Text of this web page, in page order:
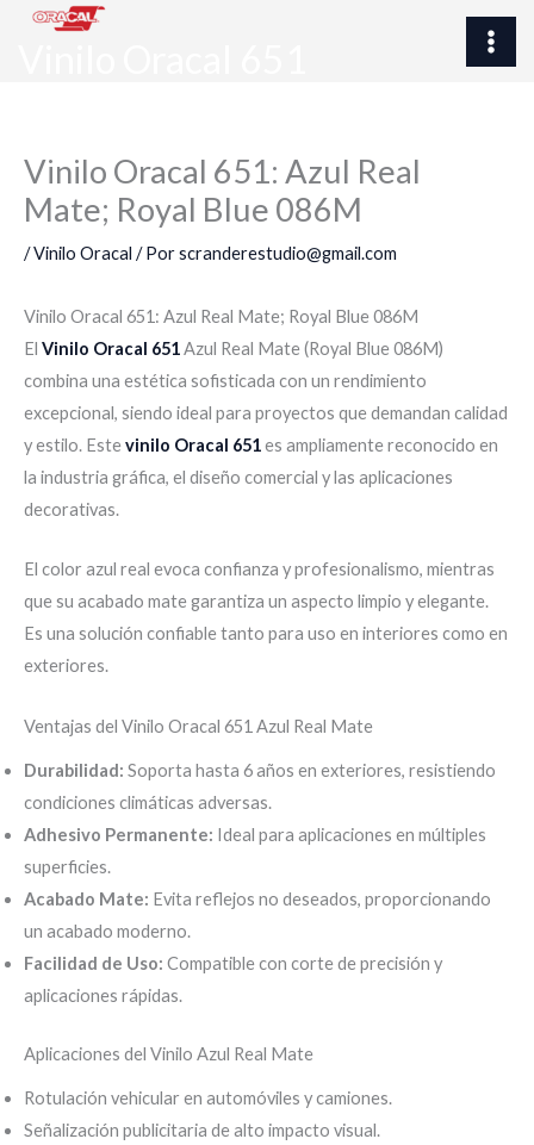
Vinilo Oracal 651: Azul Real
Mate; Royal Blue 086M
/Vinilo Oracal / Porscranderestudio@gmail.com
Vinilo Oracal 651: Azul Real Mate; Royal Blue 086M
El Vinilo Oracal 651Azul Real Mate (Royal Blue 086M)
combina una estética sofisticada con un rendimiento
excepcional, siendo ideal para proyectos que demandan calidad
y estilo. Estevinilo Oracal 651es ampliamente reconocido en
la industria gráfica, el diseño comercial y las aplicaciones
decorativas.
El color azul real evoca confianza y profesionalismo, mientras
que su acabado mate garantiza un aspecto limpio y elegante.
Es una solución confiable tanto para uso en interiores como en
exteriores.
Ventajas del Vinilo Oracal 651 Azul Real Mate
Durabilidad: Soporta hasta 6 años en exteriores, resistiendo
condiciones climáticas adversas.
Adhesivo Permanente: Ideal para aplicaciones en múltiples
superficies.
Acabado Mate: Evita reflejos no deseados, proporcionando
un acabado moderno.
Facilidad de Uso: Compatible con corte de precisión y
aplicaciones rápidas.
Aplicaciones del Vinilo Azul Real Mate
Rotulación vehicular en automóviles y camiones.
Señalización publicitaria de alto impacto visual.